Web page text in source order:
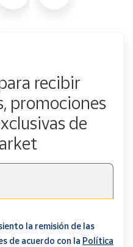
recibir
promociones
de
la remisión de las
de acuerdo con la Política